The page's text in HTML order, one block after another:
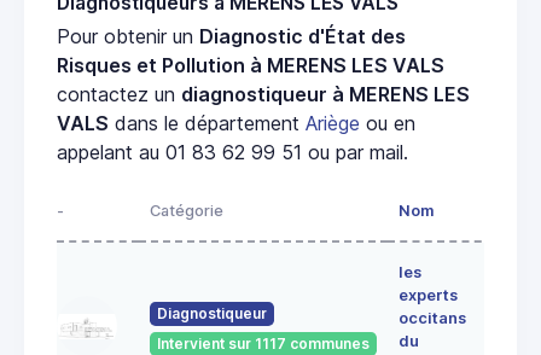
Pour obtenir un Diagnostic d'État des
Risques et Pollution à MERENS LES VALS
contactez un diagnostiqueur à MERENS LES
VALS dans le département Ariège ou en
appelant au 01 83 62 99 51 ou par mail.
- Catégorie Nom
Diagnostiqueur
Intervient sur 1117 communes
les
experts
occitans
du